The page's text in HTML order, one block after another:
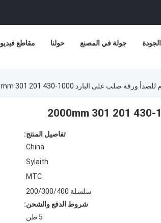
مقاطع فيديو حولنا جولة في المصنع
تفاصيل المنتج:
China
Sylaith
MTC
سلسلة 200/300/400
شروط الدفع والشحن:
5 طن